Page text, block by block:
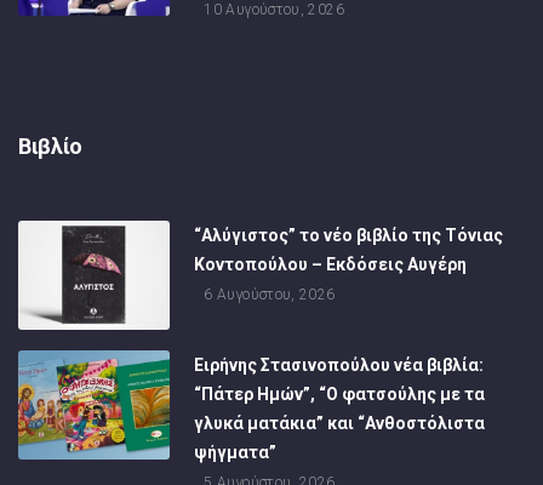
10 Αυγούστου, 2026
Βιβλίο
“Αλύγιστος” το νέο βιβλίο της Τόνιας
Κοντοπούλου – Εκδόσεις Αυγέρη
6 Αυγούστου, 2026
Ειρήνης Στασινοπούλου νέα βιβλία:
“Πάτερ Ημών”, “Ο φατσούλης με τα
γλυκά ματάκια” και “Ανθοστόλιστα
ψήγματα”